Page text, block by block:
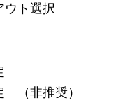
ウト選択
（非推奨）